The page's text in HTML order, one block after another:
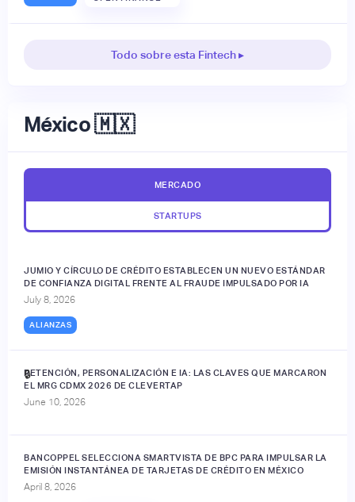
Todo sobre esta Fintech ▸
México 🇲🇽
MERCADO
STARTUPS
JUMIO Y CÍRCULO DE CRÉDITO ESTABLECEN UN NUEVO ESTÁNDAR
DE CONFIANZA DIGITAL FRENTE AL FRAUDE IMPULSADO POR IA
July 8, 2026
ALIANZAS
RETENCIÓN, PERSONALIZACIÓN E IA: LAS CLAVES QUE MARCARON
EL MRG CDMX 2026 DE CLEVERTAP
June 10, 2026
🔒
BANCOPPEL SELECCIONA SMARTVISTA DE BPC PARA IMPULSAR LA
EMISIÓN INSTANTÁNEA DE TARJETAS DE CRÉDITO EN MÉXICO
April 8, 2026